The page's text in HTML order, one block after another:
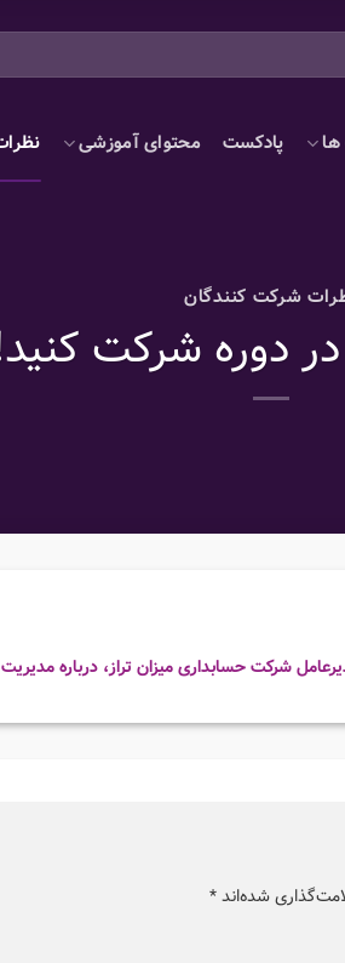
پادکست محتوای آموزشی
شرکت کنندگان
دوره شرکت
شرکت حسابداری میزان تراز، درباره
شده‌اند*